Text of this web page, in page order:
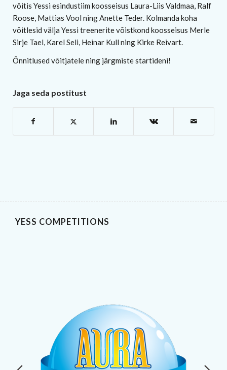
võitis Yessi esindustiim koosseisus Laura-Liis Valdmaa, Ralf
Roose, Mattias Vool ning Anette Teder. Kolmanda koha
võitlesid välja Yessi treenerite võistkond koosseisus Merle
Sirje Tael, Karel Seli, Heinar Kull ning Kirke Reivart.
Õnnitlused võitjatele ning järgmiste startideni!
Jaga seda postitust
YESS COMPETITIONS